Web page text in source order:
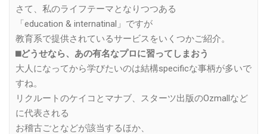
さて、私のライフテーマとなりつつある
「education & internatinal」ですが
教育系で提供されているサービスをいくつかご紹介。
⬛︎どうせなら、あの有名なプロに習ってしまおう
大人になってから学びたいのは結構specificな事柄が多いで
すね。
リクルートのケイコとマナブ、スターツ出版のOzmallなど
に代表される
お稽古ごとなどが該当するほか、